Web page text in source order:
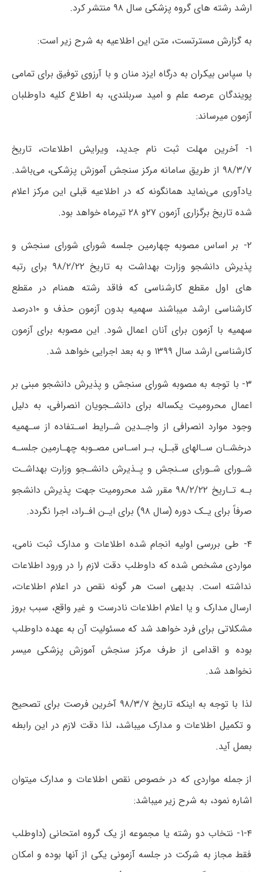
ارشد رشته ھای گروه پزشکی سال ۹۸ منتشر کرد.
به گزارش مسترتست، متن این اطلاعیه به شرح زیر است:
با سپاس بیکران به درگاه ایزد منان و با آرزوی توفیق برای تمامی
پویندگان عرصه علم و امید سربلندی، به اطلاع کلیه داوطلبان
آزمون میرساند:
۱- آخرین مھلت ثبت نام جدید، ویرایش اطلاعات، تاریخ
۹۸/۳/۷ از طریق سامانه مرکز سنجش آموزش پزشکی، می‌باشد.
یادآوری می‌نماید ھمانگونه که در اطلاعیه قبلی این مرکز اعلام
شده تاریخ برگزاری آزمون ۲۷و ۲۸ تیرماه خواھد بود.
۲- بر اساس مصوبه چھارمین جلسه شورای شورای سنجش و
پذیرش دانشجو وزارت بھداشت به تاریخ ۹۸/۲/۲۲ برای رتبه
ھای اول مقطع کارشناسی که فاقد رشته ھمنام در مقطع
کارشناسی ارشد میباشند سھمیه بدون آزمون حذف و ۱۰درصد
سھمیه با آزمون برای آنان اعمال شود. این مصوبه برای آزمون
کارشناسی ارشد سال ۱۳۹۹ و به بعد اجرایی خواھد شد.
۳- با توجه به مصوبه شورای سنجش و پذیرش دانشجو مبنی بر
اعمال محرومیت یکساله برای دانشـجویان انصرافی، به دلیل
وجود موارد انصرافی از واجـدین شـرایط اسـتفاده از سـھمیه
درخشـان سـالھای قبـل، بـر اسـاس مصـوبه چھـارمین جلسـه
شـورای شـورای سـنجش و پـذیرش دانشـجو وزارت بھداشـت
بـه تـاریخ ۹۸/۲/۲۲ مقرر شد محرومیت جھت پذیرش دانشجو
صرفاً برای یـک دوره (سال ۹۸) برای ایـن افـراد، اجرا نگردد.
۴- طی بررسی اولیه انجام شده اطلاعات و مدارک ثبت نامی،
مواردی مشخص شده که داوطلب دقت لازم را در ورود اطلاعات
نداشته است. بدیھی است ھر گونه نقص در اعلام اطلاعات،
ارسال مدارک و یا اعلام اطلاعات نادرست و غیر واقع، سبب بروز
مشکلاتی برای فرد خواھد شد که مسئولیت آن به عھده داوطلب
بوده و اقدامی از طرف مرکز سنجش آموزش پزشکی میسر
نخواھد شد.
لذا با توجه به اینکه تاریخ ۹۸/۳/۷ آخرین فرصت برای تصحیح
و تکمیل اطلاعات و مدارک میباشد، لذا دقت لازم در این رابطه
بعمل آید.
از جمله مواردی که در خصوص نقص اطلاعات و مدارک میتوان
اشاره نمود، به شرح زیر میباشد:
۱-۴- نتخاب دو رشته یا مجموعه از یک گروه امتحانی (داوطلب
فقط مجاز به شرکت در جلسه آزمونی یکی از آنھا بوده و امکان